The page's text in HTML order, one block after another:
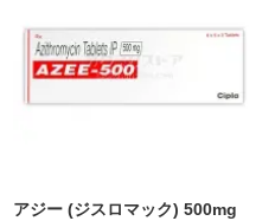
アジー (ジスロマック) 500mg